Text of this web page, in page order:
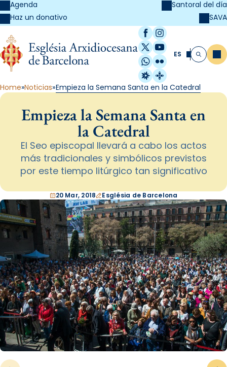
Agenda
Haz un donativo
Santoral del día
SAVA
Facebook
Instagram
X / Twitter
YouTube
WhatsApp
Flickr
Radio Estel
Catalunya
ES Buscar
Home Noticias Empieza la Semana Santa en la Catedral
Empieza la Semana Santa en
la Catedral
El Seo episcopal llevará a cabo los actos
más tradicionales y simbólicos previstos
por este tiempo litúrgico tan significativo
20 Mar, 2018 Església de Barcelona